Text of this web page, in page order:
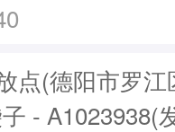
点(德阳市罗
- A1023938(